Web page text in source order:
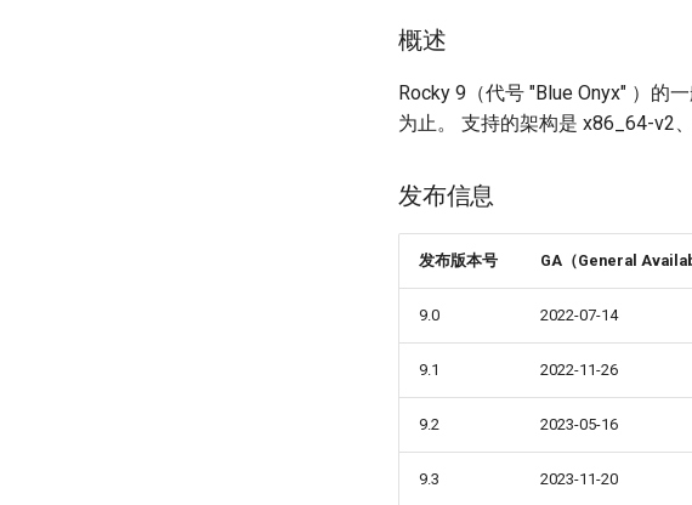
概述
Rocky 9（代号 "Blue Onyx" ）的
为止。 支持的架构是 x86_64-v2
发布信息
发布版本号 GA（General
9.0 2022-07-14
9.1 2022-11-26
9.2 2023-05-16
9.3 2023-11-20